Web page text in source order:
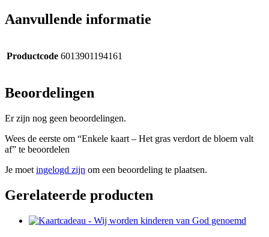
Aanvullende informatie
Productcode 6013901194161
Beoordelingen
Er zijn nog geen beoordelingen.
Wees de eerste om “Enkele kaart – Het gras verdort de bloem valt
af” te beoordelen
Je moet ingelogd zijn om een beoordeling te plaatsen.
Gerelateerde producten